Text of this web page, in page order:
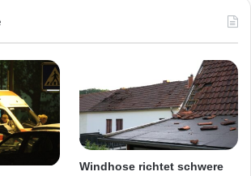
Windhose richtet schwere